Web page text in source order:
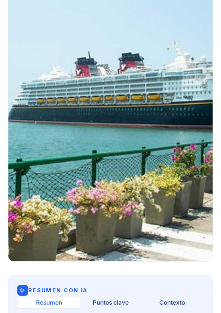
✨ RESUMEN CON IA
Resumen Puntos clave Contexto